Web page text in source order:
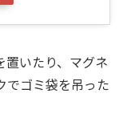
置いたり、マグネ
でゴミ袋を吊った